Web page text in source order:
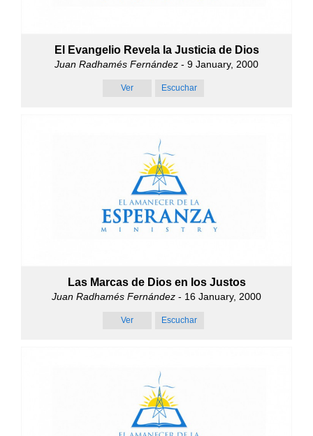
El Evangelio Revela la Justicia de Dios
Juan Radhamés Fernández - 9 January, 2000
Ver Escuchar
Las Marcas de Dios en los Justos
Juan Radhamés Fernández - 16 January, 2000
Ver Escuchar